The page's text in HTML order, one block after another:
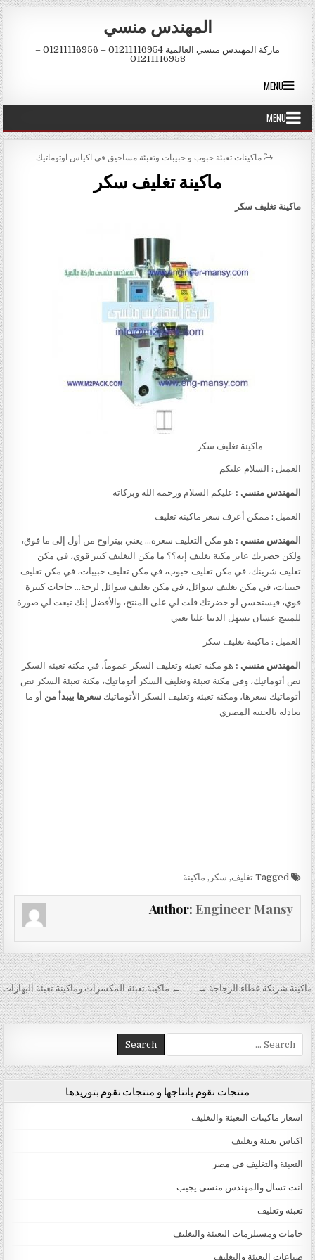
Skip to content
المهندس منسي
ماركة المهندس منسي العالمية 01211116954 – 01211116956 –
01211116958
MENU
MENU
POSTED IN
ماكينات تعبئة حبوب و حبيبات وتعبئة مساحيق في اكياس اوتوماتيك
ماكينة تغليف سكر
ماكينة تغليف سكر
ماكينة تغليف سكر
العميل : السلام عليكم
المهندس منسي : عليكم السلام ورحمة الله وبركاته
العميل : ممكن أعرف سعر ماكينة تغليف
المهندس منسي : هو مكن التغليف سعره… يعني بيتراوح من أول إلى ما فوق،
ولكن حضرتك عايز مكنة تغليف إيه؟؟ ما مكن التغليف كتير قوي، في مكن
تغليف شرينك، في مكن تغليف حبوب، في مكن تغليف حبيبات، في مكن تغليف
حبيبات، في مكن تغليف سوائل، في مكن تغليف سوائل لزجة… حاجات كتيرة
قوي، فيستحسن لو حضرتك قلت لي على المنتج، والأفضل إنك تبعت لي صورة
للمنتج عشان تسهل الدنيا عليا يعني
العميل : ماكينة تغليف سكر
المهندس منسي : هو مكنة تعبئة وتغليف السكر عموماً، في مكنة تعبئة السكر
نص أتوماتيك، وفي مكنة تعبئة وتغليف السكر أتوماتيك، مكنة تعبئة السكر نص
أتوماتيك سعرها، ومكنة تعبئة وتغليف السكر الأتوماتيكسعرها بيبدأ من أو ما
يعادله بالجنيه المصري
Tagged تغليف, سكر , ماكينة
Author: Engineer Mansy
تصفّح المقالات ← ماكينة تعبئة المكسرات وماكينة تعبئة البهارات ماكينة شرنكة غطاء الزجاجة →
Search for:
منتجات نقوم بانتاجها و منتجات نقوم بتوريدها
اسعار ماكينات التعبئة والتغليف
اكياس تعبئة وتغليف
التعبئة والتغليف فى مصر
انت تسال والمهندس منسى يجيب
تعبئة وتغليف
خامات ومستلزمات التعبئة والتغليف
صناعات التعبئة والتغليف